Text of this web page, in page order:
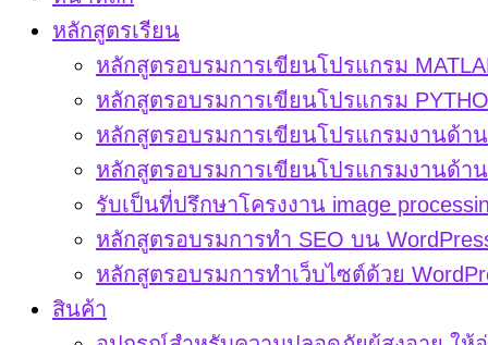
หลักสูตรเรียน
หลักสูตรอบรมการเขียนโปรแกรม
หลักสูตรอบรมการเขียนโปรแกรม
หลักสูตรอบรมการเขียนโปรแกรมงานด้าน
หลักสูตรอบรมการเขียนโปรแกรมงานด้า
รับเป็นที่ปรึกษาโครงงาน image
หลักสูตรอบรมการทำ SEO บน
หลักสูตรอบรมการทำเว็บไซต์ด้วย
สินค้า